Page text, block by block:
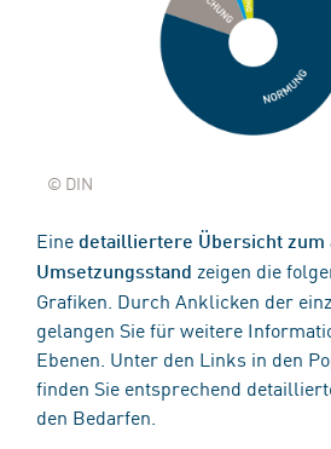
© DIN
Eine detailliertere Übersicht zum
Umsetzungsstand zeigen die
Grafiken. Durch Anklicken der
gelangen Sie für weitere
Ebenen. Unter den Links in den
finden Sie entsprechend
den Bedarfen.